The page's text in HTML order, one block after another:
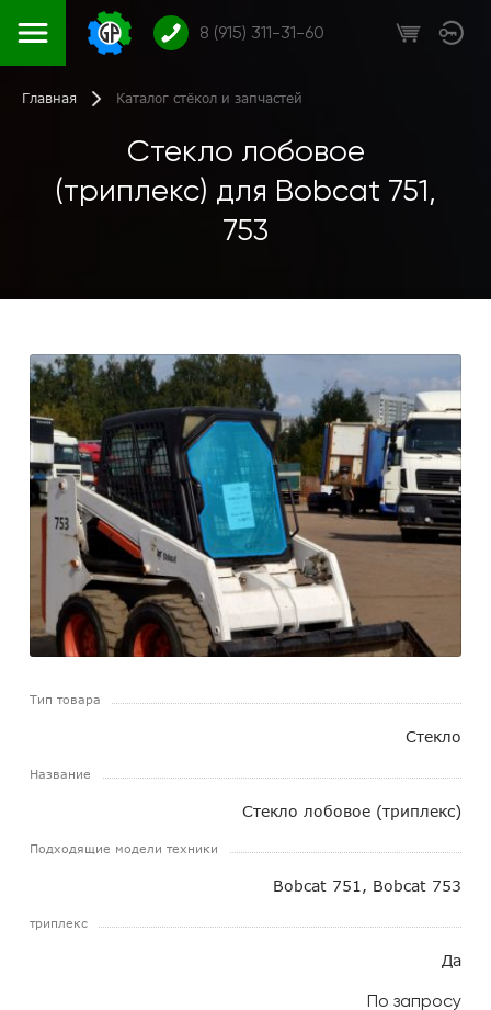
8 (915) 311-31-60
Главная Каталог стёкол и запчастей
Стекло лобовое
(триплекс) для Bobcat 751,
753
Тип товара
Стекло
Название
Стекло лобовое (триплекс)
Подходящие модели техники
Bobcat 751, Bobcat 753
триплекс
Да